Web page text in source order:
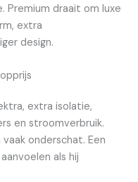
Premium draait om luxe
extra
design.
extra isolatie,
en stroomverbruik.
onderschat. Een
als hij